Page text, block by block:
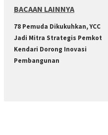
BACAAN LAINNYA
78 Pemuda Dikukuhkan, YCC
Jadi Mitra Strategis Pemkot
Kendari Dorong Inovasi
Pembangunan